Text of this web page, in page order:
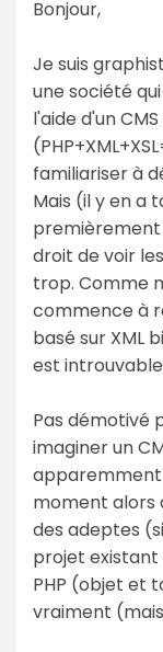
Bonjour,
Je suis
une société
l'aide d'un
familiariser à
Mais (il y en a
droit de voir
trop. Comme
commence à
basé sur XML
est
Pas démotivé
imaginer un
apparemment
moment alors
des adeptes
projet existant
PHP (objet et
vraiment